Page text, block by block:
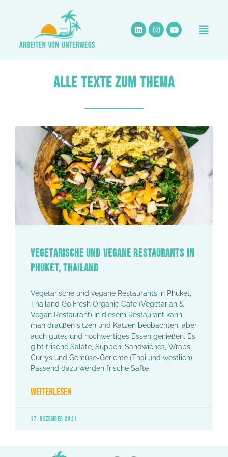
springen
ALLE TEXTE ZUM THEMA
VEGETARISCHE UND VEGANE RESTAURANTS IN
PHUKET, THAILAND
Vegetarische und vegane Restaurants in Phuket,
Thailand Go Fresh Organic Cafe (Vegetarian &
Vegan Restaurant) In diesem Restaurant kann
man draußen sitzen und Katzen beobachten, aber
auch gutes und hochwertiges Essen genießen. Es
gibt frische Salate, Suppen, Sandwiches, Wraps,
Currys und Gemüse-Gerichte (Thai und westlich).
Passend dazu werden frische Säfte
WEITERLESEN
17. DEZEMBER 2021